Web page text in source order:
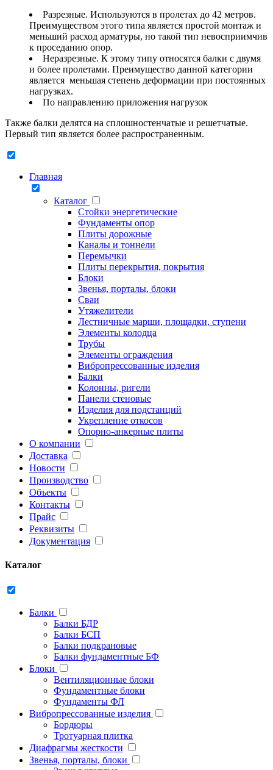
Разрезные. Используются в пролетах до 42 метров.
Преимуществом этого типа является простой монтаж и
меньший расход арматуры, но такой тип невосприимчив
к проседанию опор.
Неразрезные. К этому типу относятся балки с двумя
и более пролетами. Преимущество данной категории
является меньшая степень деформации при постоянных
нагрузках.
По направлению приложения нагрузок
Также балки делятся на сплошностенчатые и решетчатые.
Первый тип является более распространенным.
Главная
Каталог
Стойки энергетические
Фундаменты опор
Плиты дорожные
Каналы и тоннели
Перемычки
Плиты перекрытия, покрытия
Блоки
Звенья, порталы, блоки
Сваи
Утяжелители
Лестничные марши, площадки, ступени
Элементы колодца
Трубы
Элементы ограждения
Вибропрессованные изделия
Балки
Колонны, ригели
Панели стеновые
Изделия для подстанций
Укрепление откосов
Опорно-анкерные плиты
О компании
Доставка
Новости
Производство
Объекты
Контакты
Прайс
Реквизиты
Документация
Каталог
Балки
Балки БДР
Балки БСП
Балки подкрановые
Балки фундаментные БФ
Блоки
Вентиляционные блоки
Фундаментные блоки
Фундаменты ФЛ
Вибропрессованные изделия
Бордюры
Тротуарная плитка
Диафрагмы жесткости
Звенья, порталы, блоки